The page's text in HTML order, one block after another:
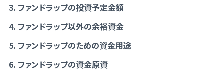
ファンドラップの投資予定金額
ファンドラップ以外の余裕資金
ファンドラップのための資金用途
ファンドラップの資金原資